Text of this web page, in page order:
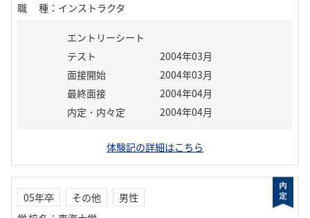
職種 ： インストラクタ
エントリーシート
テスト
2004年03月
面接開始
2004年03月
最終面接
2004年04月
内定・内々定
2004年04月
体験記の詳細はこちら
05年卒 その他
男性